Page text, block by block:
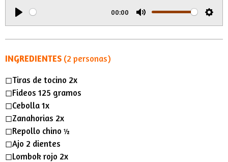
i
P
l
00:00
M
u
S
e
INGREDIENTES (2 personas)
◻︎Tiras de tocino 2x
◻︎Fideos 125 gramos
◻︎Cebolla 1x
◻︎Zanahorias 2x
◻︎Repollo chino ½
◻︎Ajo 2 dientes
◻︎Lombok rojo 2x